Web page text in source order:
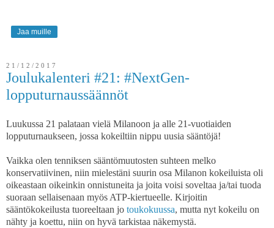
Jaa muille
21/12/2017
Joulukalenteri #21: #NextGen-
lopputurnaussäännöt
Luukussa 21 palataan vielä Milanoon ja alle 21-vuotiaiden
lopputurnaukseen, jossa kokeiltiin nippu uusia sääntöjä!
Vaikka olen tenniksen sääntömuutosten suhteen melko
konservatiivinen, niin mielestäni suurin osa Milanon kokeiluista oli
oikeastaan oikeinkin onnistuneita ja joita voisi soveltaa ja/tai tuoda
suoraan sellaisenaan myös ATP-kiertueelle. Kirjoitin
sääntökokeilusta tuoreeltaan jo toukokuussa, mutta nyt kokeilu on
nähty ja koettu, niin on hyvä tarkistaa näkemystä.